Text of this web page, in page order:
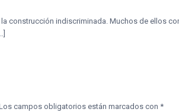
construcción indiscriminada. Muchos de ellos
campos obligatorios están marcados con *